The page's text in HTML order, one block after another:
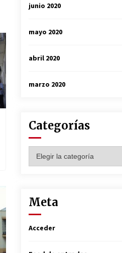
junio 2020
mayo 2020
abril 2020
marzo 2020
Categorías
Meta
Acceder